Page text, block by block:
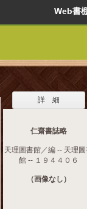
Web
詳 細
仁齋書誌略
天理圖書館／編 -- 天理
館 -- １９４４０６
（画像なし）